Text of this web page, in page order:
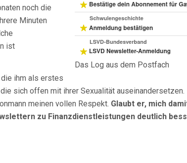
Das Log aus dem Postfach
noch die
Minuten
ist
ihm als erstes
sich offen mit ihrer Sexualität auseinandersetzen.
meinen vollen Respekt. Glaubt er, mich
zu Finanzdienstleistungen deutlich